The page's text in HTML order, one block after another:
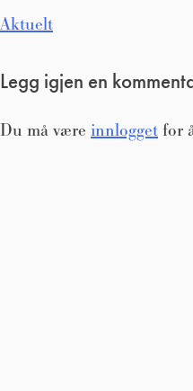
Innleggsnavigasjon
Aktuelt
Legg igjen en
Du må være innlogget for